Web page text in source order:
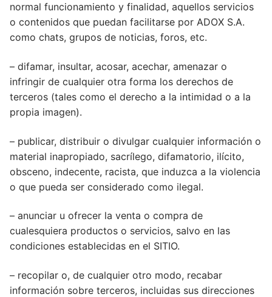
normal funcionamiento y finalidad, aquellos servicios
o contenidos que puedan facilitarse por ADOX S.A.
como chats, grupos de noticias, foros, etc.
– difamar, insultar, acosar, acechar, amenazar o
infringir de cualquier otra forma los derechos de
terceros (tales como el derecho a la intimidad o a la
propia imagen).
– publicar, distribuir o divulgar cualquier información o
material inapropiado, sacrílego, difamatorio, ilícito,
obsceno, indecente, racista, que induzca a la violencia
o que pueda ser considerado como ilegal.
– anunciar u ofrecer la venta o compra de
cualesquiera productos o servicios, salvo en las
condiciones establecidas en el SITIO.
– recopilar o, de cualquier otro modo, recabar
información sobre terceros, incluidas sus direcciones